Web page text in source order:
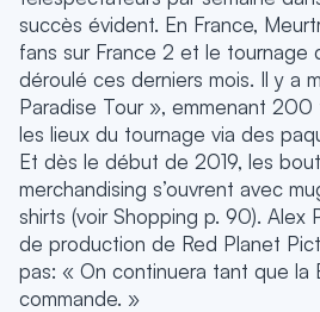
succès évident. En France,
fans sur France 2 et le tournage
déroulé ces derniers mois. Il y a
Paradise Tour », emmenant 200
les lieux du tournage via des
Et dès le début de 2019, les
merchandising s’ouvrent avec
shirts (voir Shopping p. 90). Alex
de production de Red Planet
pas: « On continuera tant que la
commande. »